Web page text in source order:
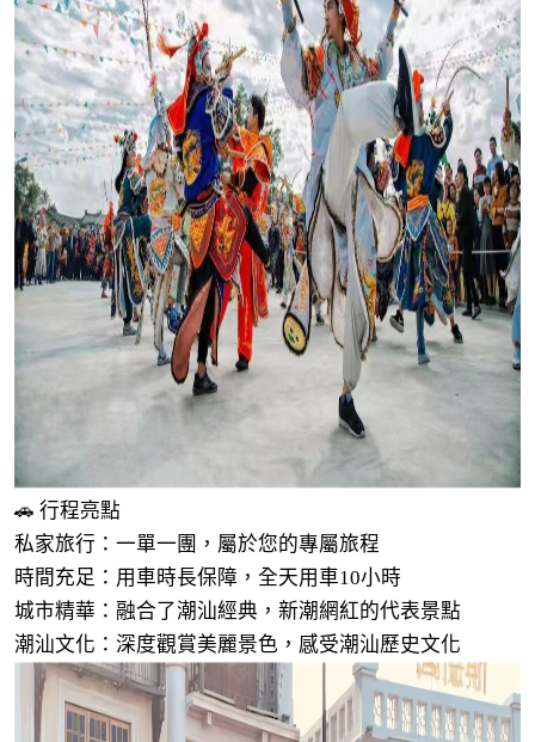
🚗 行程亮點
私家旅行：一單一團，屬於您的專屬旅程
時間充足：用車時長保障，全天用車10小時
城市精華：融合了潮汕經典，新潮網紅的代表景點
潮汕文化：深度觀賞美麗景色，感受潮汕歷史文化